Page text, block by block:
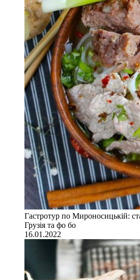
Гастротур по Мироносицькій:
Грузія та фо бо
16.01.2022